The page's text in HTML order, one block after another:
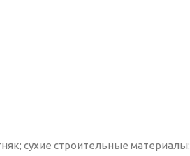
сухие строительные материалы: